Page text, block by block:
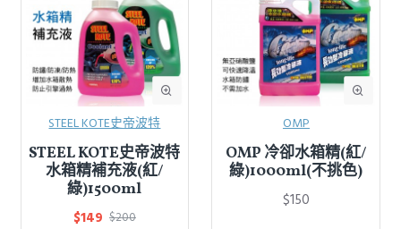
STEEL KOTE史帝波特
STEEL KOTE史帝波特
水箱精補充液(紅/
綠)1500ml
$149 $200
OMP
OMP 冷卻水箱精(紅/
綠)1000ml(不挑色)
$150